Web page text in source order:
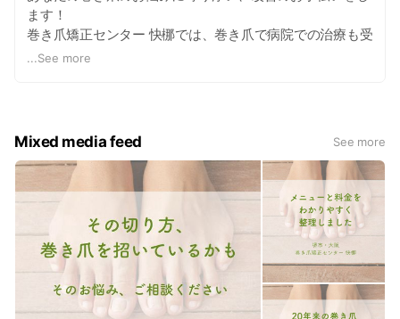
空いている場合や、2〜3ヶ月に1回程度のペース
で状態確認・ケアをご希望の場合は、爪の状態確
ます！
巻き爪矯正センター 快梛では、巻き爪で病院での治療も受
けたことがあり、実際にツメフラを装着して変化を実感し
★1回だけの施術で驚きの矯正！
当院の矯正法と既存の矯正法の最も違う点は「矯正力」で
す。当院の矯正法は爪の性質を熟知し研究された方法で、
今変形している爪をその場で安全に、痛み無く矯正してい
★強い矯正力なのに安心安全 従来の矯正に比べ、矯正力
があるにもかかわらず、痛み無く安全に施術できます。
これも爪の性質を研究した結果可能となりました。矯正具
も心臓の手術に使用されるステントと同じ素材で出来てい
...See more
Mixed media feed See more